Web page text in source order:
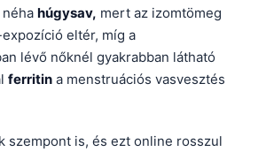
néha húgysav, mert az izomtömeg
eltér, míg a
lévő nőknél gyakrabban látható
ferritin a menstruációs vasvesztés
szempont is, és ezt online rosszul